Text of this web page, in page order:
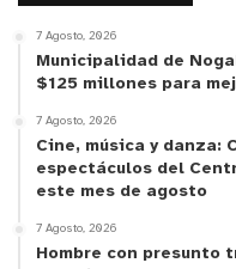
7 Agosto, 2026
Municipalidad de
$125 millones para
7 Agosto, 2026
Cine, música y danza:
espectáculos del
este mes de agosto
7 Agosto, 2026
Hombre con